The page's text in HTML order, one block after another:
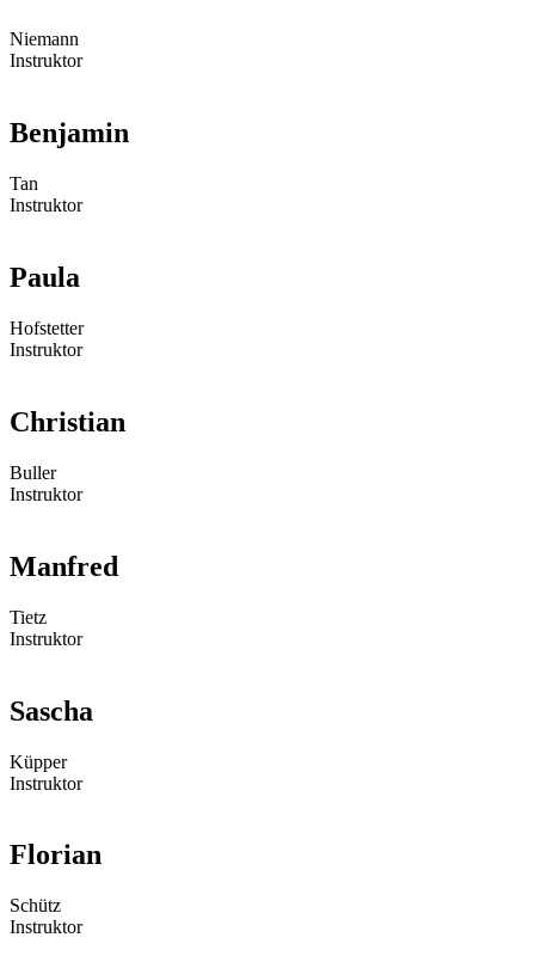
Niemann
Instruktor
Benjamin
Tan
Instruktor
Paula
Hofstetter
Instruktor
Christian
Buller
Instruktor
Manfred
Tietz
Instruktor
Sascha
Küpper
Instruktor
Florian
Schütz
Instruktor